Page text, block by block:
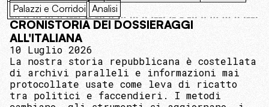
Palazzi e Corridoi Analisi
CRONISTORIA DEI DOSSIERAGGI
ALL'ITALIANA
10 Luglio 2026
La nostra storia repubblicana è costellata
di archivi paralleli e informazioni mai
protocollate usate come leva di ricatto
tra politici e faccendieri. I metodi